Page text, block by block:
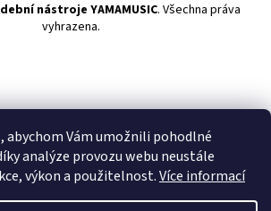
abychom Vám umožnili pohodlné
analýze provozu webu neustále
výkon a použitelnost.Více informací
nástroje YAMAMUSIC. Všechna práva
vyhrazena.